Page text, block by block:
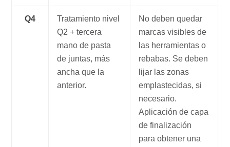
Q4
Tratamiento nivel
Q2 + tercera
mano de pasta
de juntas, más
ancha que la
anterior.
No deben quedar
marcas visibles de
las herramientas o
rebabas. Se deben
lijar las zonas
emplastecidas, si
necesario.
Aplicación de capa
de finalización
para obtener una